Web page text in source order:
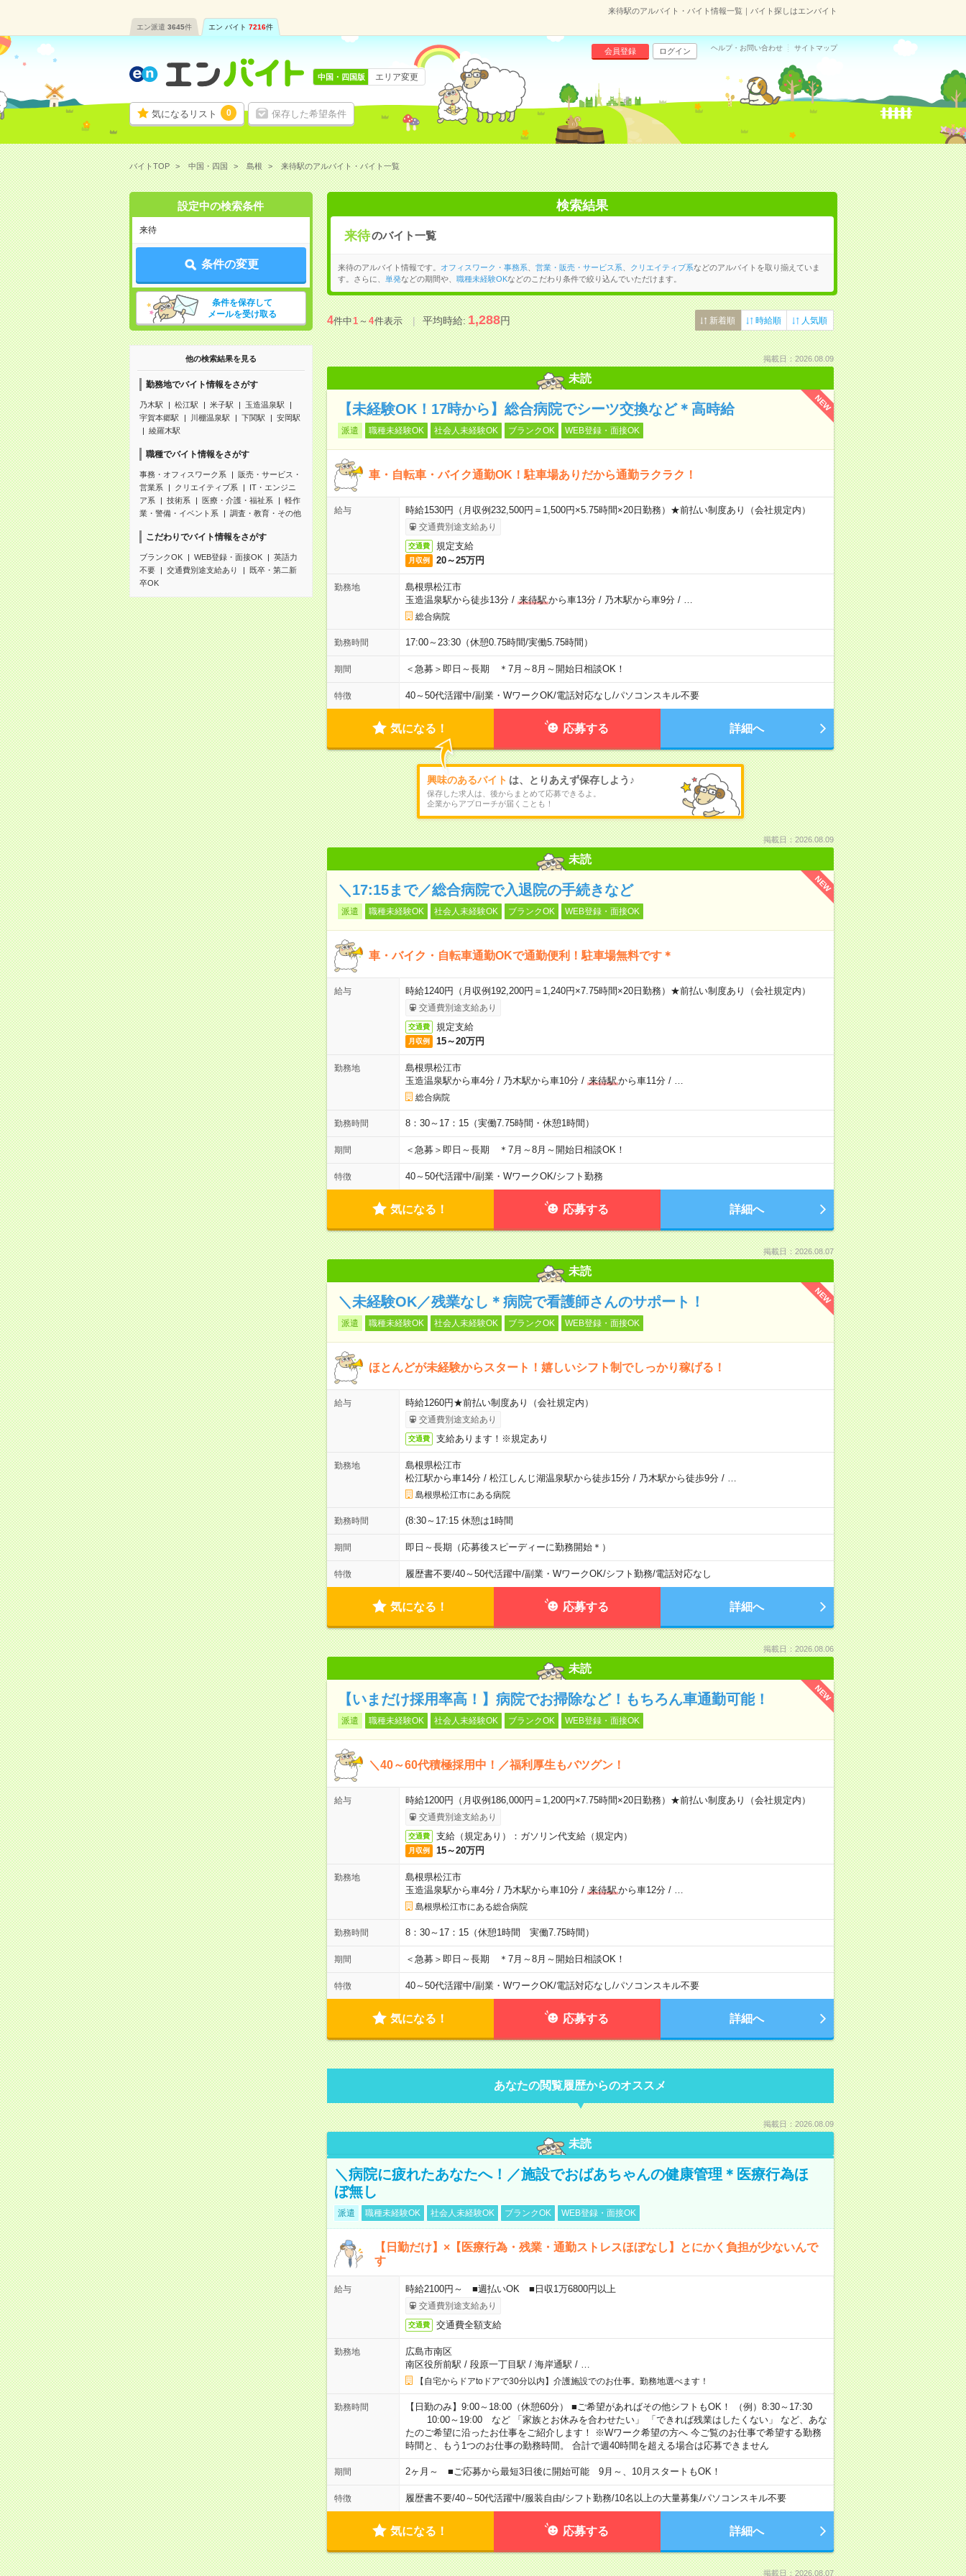
来待駅のアルバイト・バイト情報一覧｜バイト探しはエンバイト
エン派遣 3645件 エン バイト 7216件
気になるリスト 0 保存した希望条件
会員登録 ログイン ヘルプ・お問い合わせ サイトマップ
中国・四国版 エリア変更
バイトTOP 中国・四国 島根 来待駅のアルバイト・バイト一覧
設定中の検索条件
来待
条件の変更
条件を保存して
メールを受け取る
他の検索結果を見る
勤務地でバイト情報をさがす
乃木駅 松江駅 米子駅
玉造温泉駅
宇賀本郷駅
川棚温泉駅 下関駅
安岡駅
綾羅木駅
職種でバイト情報をさがす
事務・オフィスワーク系
販売・サービス・
営業系
クリエイティブ系
IT・エンジニ
ア系
技術系 医療・介護・福祉系
軽作
業・警備・イベント系
調査・教育・その他
こだわりでバイト情報をさがす
ブランクOK WEB登録・面接OK
英語力
不要
交通費別途支給あり
既卒・第二新
卒OK
検索結果
来待のバイト一覧
来待のアルバイト情報です。 オフィスワーク・事務系 営業・販売・サービス系 クリエイティブ系などのアルバイトを取り揃えていま
す。さらに、
単発などの期間や、 職種未経験OKなどのこだわり条件で絞り込んでいただけます。
4件中1～4件表示 平均時給:1,288円 新着順 時給順 人気順
掲載日：2026.08.09
未読
NEW
【未経験OK！17時から】総合病院でシーツ交換など＊高時給
派遣 職種未経験OK 社会人未経験OK ブランクOK WEB登録・面接OK
車・自転車・バイク通勤OK！駐車場ありだから通勤ラクラク！
給与 時給1530円（月収例232,500円＝1,500円×5.75時間×20日勤務）★前払い制度あり（会社規定内）
交通費別途支給あり
交通費 規定支給
月収例 20～25万円
勤務地
島根県松江市
玉造温泉駅から徒歩13分/ 来待駅から車13分/ 乃木駅から車9分/
総合病院
勤務時間 17:00～23:30（休憩0.75時間/実働5.75時間）
期間 ＜急募＞即日～長期 ＊7月～8月～開始日相談OK！
特徴 40～50代活躍中/副業・WワークOK/電話対応なし/パソコンスキル不要
気になる！ 応募する 詳細へ
興味のあるバイト は、とりあえず保存しよう♪
保存した求人は、後からまとめて応募できるよ。
企業からアプローチが届くことも！
掲載日：2026.08.09
未読
NEW
＼17:15まで／総合病院で入退院の手続きなど
派遣 職種未経験OK 社会人未経験OK ブランクOK WEB登録・面接OK
車・バイク・自転車通勤OKで通勤便利！駐車場無料です＊
給与 時給1240円（月収例192,200円＝1,240円×7.75時間×20日勤務）★前払い制度あり（会社規定内）
交通費別途支給あり
交通費 規定支給
月収例 15～20万円
勤務地
島根県松江市
玉造温泉駅から車4分/ 乃木駅から車10分/ 来待駅から車11分/
総合病院
勤務時間 8：30～17：15（実働7.75時間・休憩1時間）
期間 ＜急募＞即日～長期 ＊7月～8月～開始日相談OK！
特徴 40～50代活躍中/副業・WワークOK/シフト勤務
気になる！ 応募する 詳細へ
掲載日：2026.08.07
未読
NEW
＼未経験OK／残業なし＊病院で看護師さんのサポート！
派遣 職種未経験OK 社会人未経験OK ブランクOK WEB登録・面接OK
ほとんどが未経験からスタート！嬉しいシフト制でしっかり稼げる！
給与 時給1260円★前払い制度あり（会社規定内）
交通費別途支給あり
交通費 支給あります！※規定あり
勤務地
島根県松江市
松江駅から車14分/ 松江しんじ湖温泉駅から徒歩15分/ 乃木駅から徒歩9分/
島根県松江市にある病院
勤務時間 (8:30～17:15 休憩は1時間
期間 即日～長期（応募後スピーディーに勤務開始＊）
特徴 履歴書不要/40～50代活躍中/副業・WワークOK/シフト勤務/電話対応なし
気になる！ 応募する 詳細へ
掲載日：2026.08.06
未読
NEW
【いまだけ採用率高！】病院でお掃除など！もちろん車通勤可能！
派遣 職種未経験OK 社会人未経験OK ブランクOK WEB登録・面接OK
＼40～60代積極採用中！／福利厚生もバツグン！
給与 時給1200円（月収例186,000円＝1,200円×7.75時間×20日勤務）★前払い制度あり（会社規定内）
交通費別途支給あり
交通費 支給（規定あり）：ガソリン代支給（規定内）
月収例 15～20万円
勤務地
島根県松江市
玉造温泉駅から車4分/ 乃木駅から車10分/ 来待駅から車12分/
島根県松江市にある総合病院
勤務時間 8：30～17：15（休憩1時間 実働7.75時間）
期間 ＜急募＞即日～長期 ＊7月～8月～開始日相談OK！
特徴 40～50代活躍中/副業・WワークOK/電話対応なし/パソコンスキル不要
気になる！ 応募する 詳細へ
あなたの閲覧履歴からのオススメ
掲載日：2026.08.09
未読
＼病院に疲れたあなたへ！／施設でおばあちゃんの健康管理＊医療行為ほ
ぼ無し
派遣 職種未経験OK 社会人未経験OK ブランクOK WEB登録・面接OK
【日勤だけ】×【医療行為・残業・通勤ストレスほぼなし】とにかく負担が少ないんで
す
給与 時給2100円～ ■週払いOK ■日収1万6800円以上
交通費別途支給あり
交通費 交通費全額支給
勤務地
広島市南区
南区役所前駅 / 段原一丁目駅 / 海岸通駅 /
【自宅からドアtoドアで30分以内】介護施設でのお仕事。勤務地選べます！
勤務時間
【日勤のみ】9:00～18:00（休憩60分） ■ご希望があればその他シフトもOK！ （例）8:30～17:30
10:00～19:00 など 「家族とお休みを合わせたい」 「できれば残業はしたくない」 など、あな
たのご希望に沿ったお仕事をご紹介します！ ※Wワーク希望の方へ 今ご覧のお仕事で希望する勤務
時間と、もう1つのお仕事の勤務時間。 合計で週40時間を超える場合は応募できません
期間 2ヶ月～ ■ご応募から最短3日後に開始可能 9月～、10月スタートもOK！
特徴 履歴書不要/40～50代活躍中/服装自由/シフト勤務/10名以上の大量募集/パソコンスキル不要
気になる！ 応募する 詳細へ
掲載日：2026.08.07